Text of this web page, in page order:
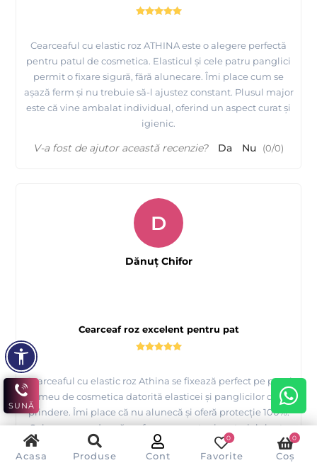
Acasa Produse Cont Favorite
0
Coș
0
Cearceaful cu elastic roz ATHINA este o alegere perfectă
pentru patul de cosmetica. Elasticul și cele patru panglici
permit o fixare sigură, fără alunecare. Îmi place cum se
așază ferm și nu trebuie să-l ajustez constant. Plusul major
este că vine ambalat individual, oferind un aspect curat și
igienic.
V-a fost de ajutor această recenzie? Da Nu (0/0)
Cearceaf roz excelent pentru pat
Cearceaful cu elastic roz Athina se fixează perfect pe patul
meu de cosmetica datorită elasticei și panglicilor de
prindere. Îmi place că nu alunecă și oferă protecție 100%.
Culoarea roz adaugă un farmec aparte și materialul este
plăcut la atingere. Recomand!
D
Dănuț Chifor
SUNĂ